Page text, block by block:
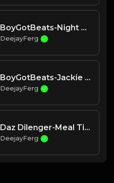
BoyGotBeats-Night School REMIX
DeejayFerg
BoyGotBeats-Jackie Moon REMIX
DeejayFerg
Daz Dilenger-Meal Ticket (Instrumental w hook)
DeejayFerg